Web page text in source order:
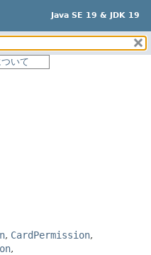
Java SE 19 & JDK 19
サマリー:
ネスト済
いて
, CardPermission,
,